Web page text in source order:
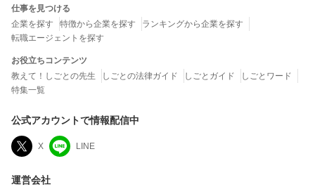
仕事を見つける
企業を探す
特徴から企業を探す
ランキングから企業を探す
転職エージェントを探す
お役立ちコンテンツ
教えて！しごとの先生
しごとの法律ガイド しごとガイド
しごとワード
特集一覧
公式アカウントで情報配信中
X LINE
運営会社